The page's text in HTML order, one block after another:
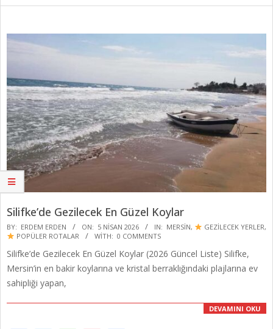
Silifke’de Gezilecek En Güzel Koylar
2026-
04-
05
BY: ERDEM ERDEN ON: 5 NISAN 2026 IN: MERSIN, GEZİLECEK YERLER,
POPÜLER ROTALAR
WITH: 0 COMMENTS
Silifke’de Gezilecek En Güzel Koylar (2026 Güncel Liste) Silifke,
Mersin’in en bakir koylarına ve kristal berraklığındaki plajlarına ev
sahipliği yapan,
DEVAMINI OKU